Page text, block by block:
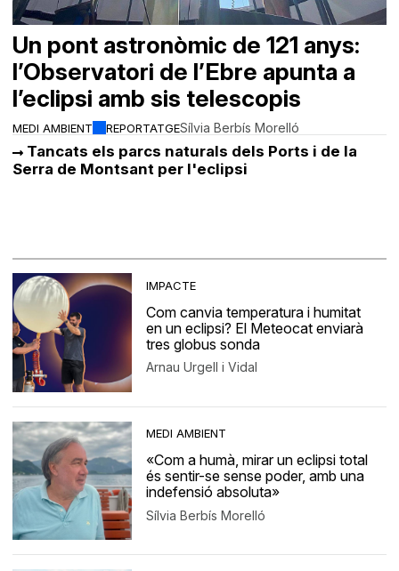
MEDI AMBIENT REPORTATGE
Un pont astronòmic de 121 anys:
l’Observatori de l’Ebre apunta a
l’eclipsi amb sis telescopis
Sílvia Berbís Morelló
Tancats els parcs naturals dels Ports i de la
Serra de Montsant per l'eclipsi
IMPACTE
Com canvia temperatura i humitat
en un eclipsi? El Meteocat enviarà
tres globus sonda
Arnau Urgell i Vidal
MEDI AMBIENT
«Com a humà, mirar un eclipsi total
és sentir-se sense poder, amb una
indefensió absoluta»
Sílvia Berbís Morelló